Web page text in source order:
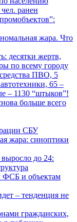
ранен
жара. Что
десятки жертв,
по всему городу
ПВО, 5
65 –
– 1130 “штыков”!
больше всего
СБУ
жара: синоптики
до 24:
ФСБ и объектам
– тенденция не
гражданских,